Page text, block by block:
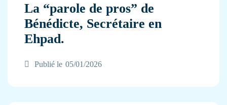
La “parole de pros” de
Bénédicte, Secrétaire en
Ehpad.
Publié le 05/01/2026